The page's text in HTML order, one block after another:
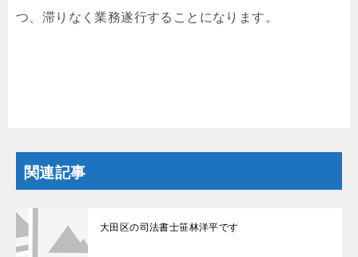
つ、滞りなく業務遂行することになります。
関連記事
大田区の司法書士笹林洋平です